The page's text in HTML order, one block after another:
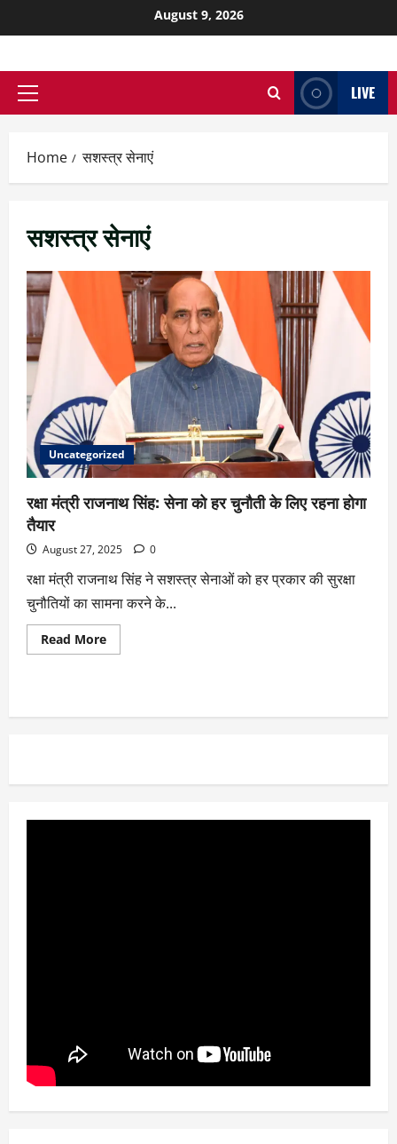
August 9, 2026
LIVE
Home सशस्त्र सेनाएं
सशस्त्र सेनाएं
Uncategorized
रक्षा मंत्री राजनाथ सिंह: सेना को हर चुनौती के लिए रहना होगा
तैयार
August 27, 2025 0
रक्षा मंत्री राजनाथ सिंह ने सशस्त्र सेनाओं को हर प्रकार की सुरक्षा
चुनौतियों का सामना करने के...
Read More